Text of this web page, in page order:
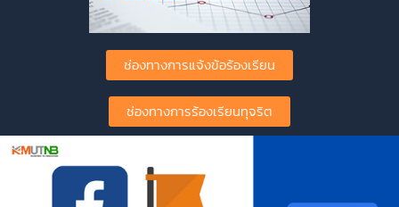
ช่องทางการแจ้งข้อร้องเรียน
ช่องทางการร้องเรียนทุจริต